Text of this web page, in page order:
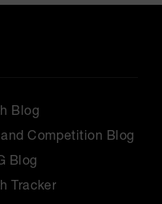
Blog
Competition Blog
Blog
Tracker